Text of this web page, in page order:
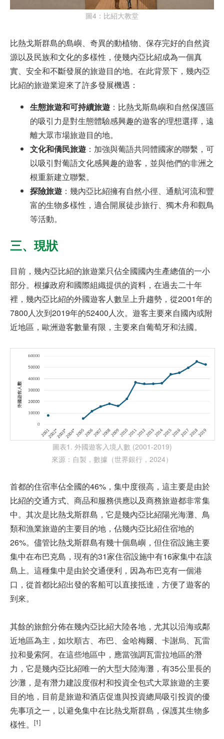
圖4：比紹大教堂
比熱戈斯群島的島嶼、奇異的動植物、保存完好的自然資
源以及民族和文化的多樣性，使幾內亞比紹成為一個真
實、安全和不斷發展的旅遊目的地。在此背景下，幾內亞
比紹的旅遊業迎來了許多發展機遇：
生態旅遊和可持續旅遊 ：比熱戈斯島嶼和自然保護區
的吸引力是對生態體驗感興趣的遊客的理想選擇，遠
離大眾市場旅遊目的地。
文化和僑民旅遊 ：加強與葡語共同體國家的聯繫，可
以吸引對葡語文化感興趣的遊客，並與他們的非洲之
根重新建立聯繫。
探險旅遊 ：幾內亞比紹擁有自然小徑、通航河流和豐
富的生物多樣性，適合開展徒步旅行、獨木舟和觀鳥
等活動。
三、現狀
目前，幾內亞比紹的旅遊業只佔全國國內生產總值的一小
部分。根據政府和國際組織提供的資料，在過去二十年
裡，幾內亞比紹的外國遊客人數呈上升趨勢，從2001年的
7800人次到2019年的52400人次。遊客主要來自國內或附
近地區，歐洲遊客數量有限，主要來自葡萄牙和法國。
圖表1. 外國遊客入境人數 (2001-2019)
來源：自製，數據（世界銀行，2024）
首都的住宿率佔全國的46%，集中度很高，這主要是由於
比紹的交通方式、商品和服務供應以及商務旅遊都非常集
中。其次是比熱戈斯群島，它是幾內亞比紹陽光海灘、鳥
類和漁業旅遊的主要目的地，佔幾內亞比紹住宿地的
26%。儘管比熱戈斯群島有幾十個島嶼，但住宿設施主要
集中在布巴克島，現有的31家住宿設施中有16家集中在該
島上。這種集中是由於交通便利，因為布巴克有一個港
口，從首都比紹出發的客船可以直接抵達，方便了遊客的
到來。
其餘的旅館分佈在幾內亞比紹大陸各地，尤其以沿海或鄰
近地區為主，如坎順古、布巴、金哈梅爾、卡謝烏、瓦雷
拉和曼索阿。在這些地區中，應當強調瓦雷拉地區的潛
力，它是幾內亞比紹唯一的大型大陸海灘，有35公里長的
沙灘，是有潛力建設度假村和投資全包式大眾旅遊的主要
目的地，目前是旅遊和酒店促進與投資總局吸引投資的優
先事項之一，以避免集中在比熱戈斯群島，保護其生物多
樣性。
[1]